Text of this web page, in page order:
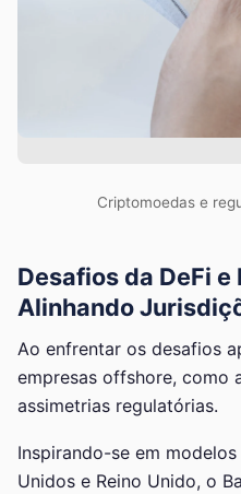
Criptomoedas e
Desafios da DeFi
Alinhando
Ao enfrentar os desafios
empresas offshore, como
assimetrias regulatórias.
Inspirando-se em
Unidos e Reino Unido, o